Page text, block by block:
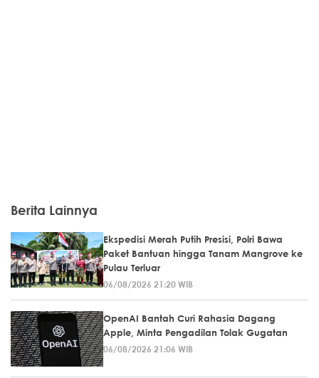
Berita Lainnya
Ekspedisi Merah Putih Presisi, Polri Bawa
Paket Bantuan hingga Tanam Mangrove ke
Pulau Terluar
06/08/2026 21:20 WIB
OpenAI Bantah Curi Rahasia Dagang
Apple, Minta Pengadilan Tolak Gugatan
06/08/2026 21:06 WIB